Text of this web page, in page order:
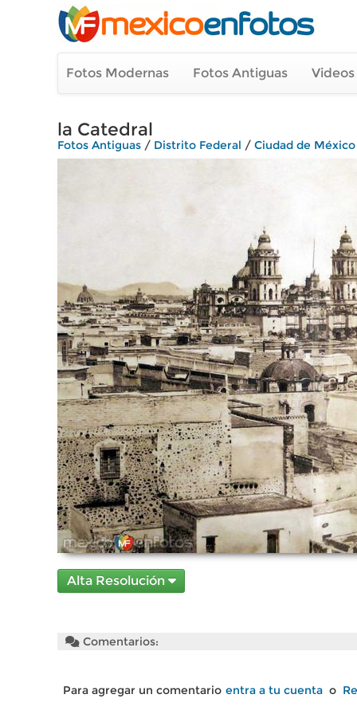
Fotos Modernas Fotos Antiguas
la Catedral
Fotos Antiguas / Distrito Federal / Ciudad de México
Alta Resolución
Comentarios:
Para agregar un comentario entra a tu cuenta o